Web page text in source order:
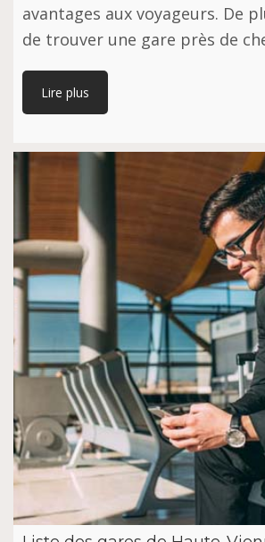
avantages aux voyageurs. De
de trouver une gare près de
Lire plus